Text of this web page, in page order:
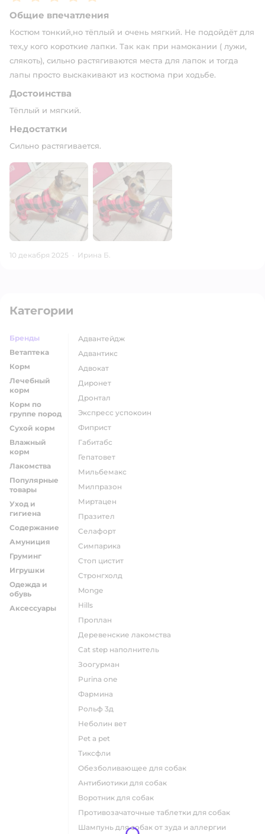
Общие впечатления
Костюм тонкий,но тёплый и очень мягкий. Не подойдёт для
тех,у кого короткие лапки. Так как при намокании ( лужи,
слякоть), сильно растягиваются места для лапок и тогда
лапы просто выскакивают из костюма при ходьбе.
Достоинства
Тёплый и мягкий.
Недостатки
Сильно растягивается.
10 декабря 2025 · Ирина Б.
Категории
Бренды
Ветаптека
Корм
Лечебный
корм
Корм по
группе пород
Сухой корм
Влажный
корм
Лакомства
Популярные
товары
Уход и
гигиена
Содержание
Амуниция
Груминг
Игрушки
Одежда и
обувь
Аксессуары
адвантейдж
адвантикс
адвокат
диронет
дронтал
экспресс успокоин
фиприст
габитабс
гепатовет
мильбемакс
милпразон
миртацен
празител
селафорт
симпарика
стоп цистит
стронгхолд
monge
hills
проплан
деревенские лакомства
cat step наполнитель
зоогурман
purina one
фармина
рольф 3д
неболин вет
pet a pet
тиксфли
обезболивающее для собак
антибиотики для собак
воротник для собак
противозачаточные таблетки для собак
шампунь для собак от зуда и аллергии